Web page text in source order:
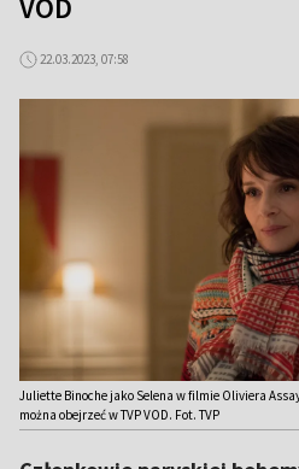
VOD
22.03.2023, 07:58
Juliette Binoche jako Selena w filmie Oliviera
można obejrzeć w TVP VOD. Fot. TVP